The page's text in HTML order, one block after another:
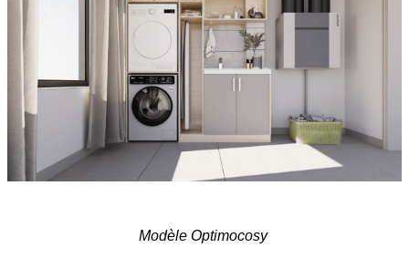
Modèle Optimocosy